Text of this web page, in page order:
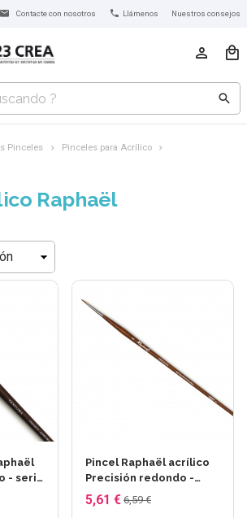
Contacte con nosotros Llámenos Nuestros consejos
Pinceles
Pinceles para Acrílico
Raphaël
- serie
Pincel Raphaël acrílico
Precisión redondo -
Serie 8900
5,61 € 6,59 €